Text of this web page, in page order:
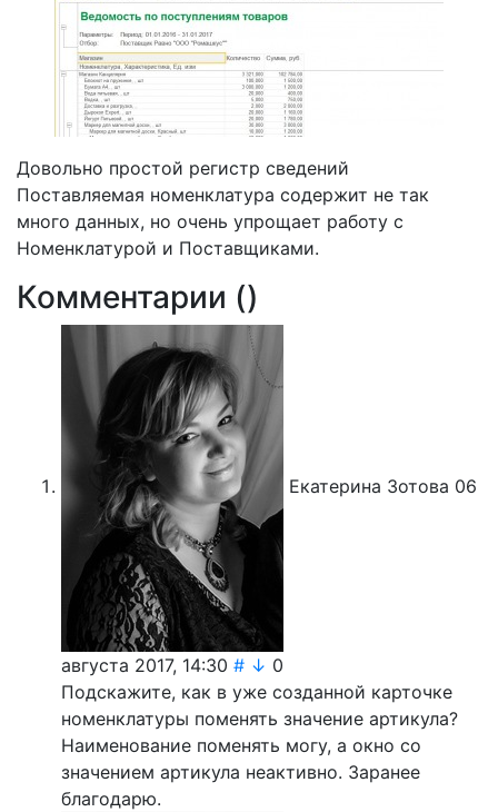
Довольно простой регистр сведений
Поставляемая номенклатура содержит не так
много данных, но очень упрощает работу с
Номенклатурой и Поставщиками.
Комментарии ()
Екатерина Зотова 06
августа 2017, 14:30 # ↓ 0
Подскажите, как в уже созданной карточке
номенклатуры поменять значение артикула?
Наименование поменять могу, а окно со
значением артикула неактивно. Заранее
благодарю.